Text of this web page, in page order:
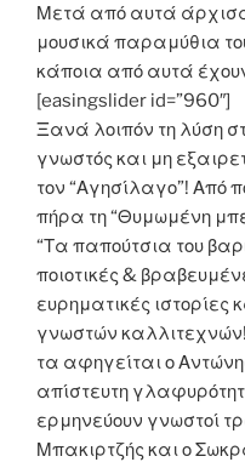
Μετά από αυτά
μουσικά παραμύθια
κάποια από αυτά
[easingslider id=”960″]
Ξανά λοιπόν τη λύση
γνωστός και μη
τον “Αγησίλαγο”! Από
πήρα τη “Θυμωμένη
“Τα παπούτσια του
ποιοτικές &
ευρηματικές ιστορίες
γνωστών
τα αφηγείται ο
απίστευτη
ερμηνεύουν γνωστοί
Μπακιρτζής και ο